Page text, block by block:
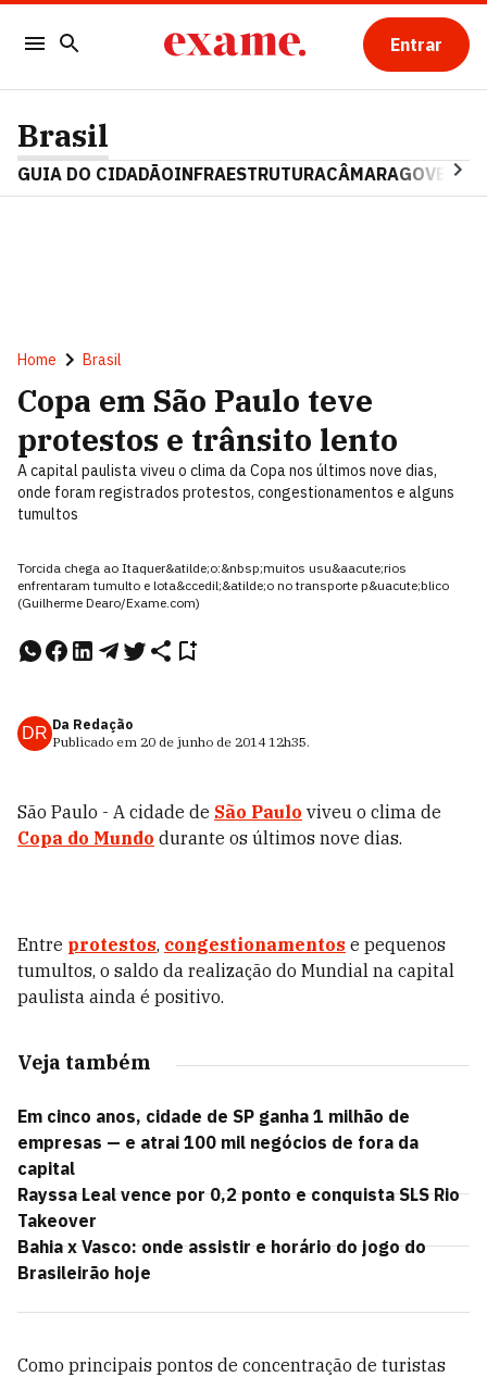
Entrar
Brasil
GUIA DO CIDADÃOINFRAESTRUTURACÂMARAGOVERNO
Home Brasil
Copa em São Paulo teve
protestos e trânsito lento
A capital paulista viveu o clima da Copa nos últimos nove dias,
onde foram registrados protestos, congestionamentos e alguns
tumultos
Torcida chega ao Itaquer&atilde;o:&nbsp;muitos usu&aacute;rios
enfrentaram tumulto e lota&ccedil;&atilde;o no transporte p&uacute;blico
(Guilherme Dearo/Exame.com)
DR Da Redação
Publicado em 20 de junho de 2014 12h35.
São Paulo - A cidade de São Paulo viveu o clima de
Copa do Mundo durante os últimos nove dias.
Entre protestos, congestionamentos e pequenos
tumultos, o saldo da realização do Mundial na capital
paulista ainda é positivo.
Veja também
Em cinco anos, cidade de SP ganha 1 milhão de
empresas — e atrai 100 mil negócios de fora da
capital
Rayssa Leal vence por 0,2 ponto e conquista SLS Rio
Takeover
Bahia x Vasco: onde assistir e horário do jogo do
Brasileirão hoje
Como principais pontos de concentração de turistas